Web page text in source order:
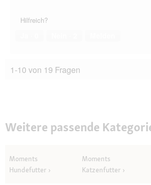
Hilfreich?
1-10 von 19 Fragen
Weitere passende
Moments
Hundefutter
Moments
Katzenfutter